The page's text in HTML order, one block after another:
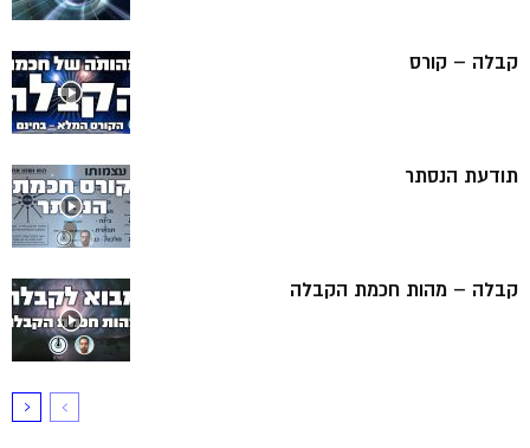
קבלה – קורס
תודעת הנסתר
קבלה – מהות חכמת הקבלה